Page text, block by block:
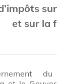
et sur la